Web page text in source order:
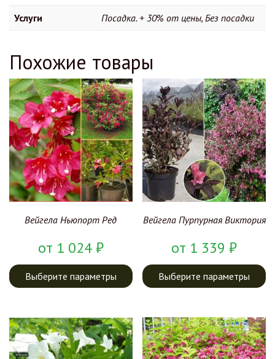
Услуги Посадка. + 30% от цены, Без посадки
Похожие товары
Вейгела Ньюпорт Ред
от 1 024₽
Выберите параметры
Вейгела Пурпурная Виктория
от 1 339₽
Выберите параметры